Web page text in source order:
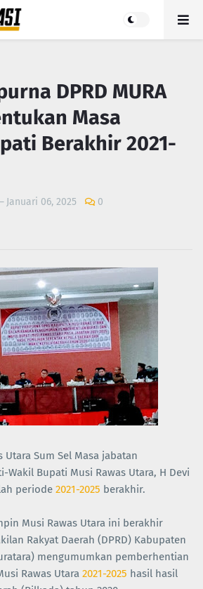
DPRD MURA
Masa
Berakhir 2021-
Januari 06, 2025 0
Utara Sum Sel Masa jabatan
Wakil Bupati Musi Rawas Utara, H Devi
periode 2021-2025 berakhir.
Musi Rawas Utara ini berakhir
Rakyat Daerah (DPRD) Kabupaten
mengumumkan pemberhentian
Rawas Utara 2021-2025 hasil hasil